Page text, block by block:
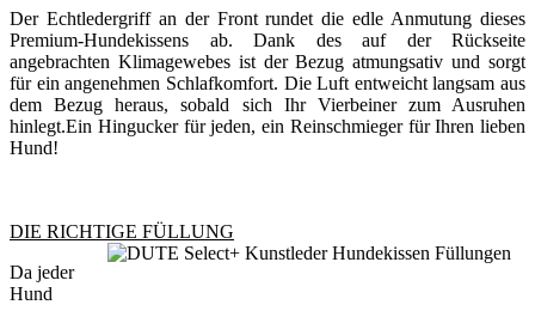
Der Echtledergriff an der Front rundet die edle Anmutung dieses
Premium-Hundekissens ab. Dank des auf der Rückseite
angebrachten Klimagewebes ist der Bezug atmungsativ und sorgt
für ein angenehmen Schlafkomfort. Die Luft entweicht langsam aus
dem Bezug heraus, sobald sich Ihr Vierbeiner zum Ausruhen
hinlegt.Ein Hingucker für jeden, ein Reinschmieger für Ihren lieben
Hund!
DIE RICHTIGE FÜLLUNG
Da jeder
Hund